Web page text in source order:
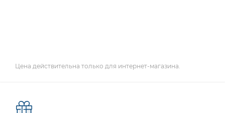
Цена действительна только для интернет-магазина.